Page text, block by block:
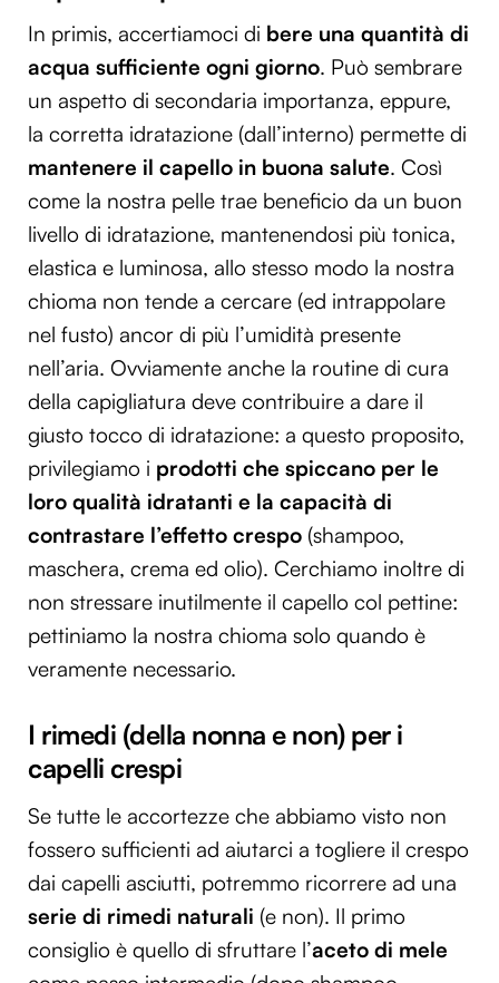
In primis, accertiamoci di bere una quantità di
acqua sufficiente ogni giorno. Può sembrare
un aspetto di secondaria importanza, eppure,
la corretta idratazione (dall’interno) permette di
mantenere il capello in buona salute. Così
come la nostra pelle trae beneficio da un buon
livello di idratazione, mantenendosi più tonica,
elastica e luminosa, allo stesso modo la nostra
chioma non tende a cercare (ed intrappolare
nel fusto) ancor di più l’umidità presente
nell’aria. Ovviamente anche la routine di cura
della capigliatura deve contribuire a dare il
giusto tocco di idratazione: a questo proposito,
privilegiamo i prodotti che spiccano per le
loro qualità idratanti e la capacità di
contrastare l’effetto crespo (shampoo,
maschera, crema ed olio). Cerchiamo inoltre di
non stressare inutilmente il capello col pettine:
pettiniamo la nostra chioma solo quando è
veramente necessario.
I rimedi (della nonna e non) per i
capelli crespi
Se tutte le accortezze che abbiamo visto non
fossero sufficienti ad aiutarci a togliere il crespo
dai capelli asciutti, potremmo ricorrere ad una
serie di rimedi naturali (e non). Il primo
consiglio è quello di sfruttare l’aceto di mele